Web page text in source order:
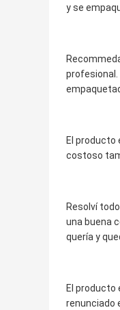
y se
El producto
costoso
Resolví
una buena
quería y
El producto
renunciado